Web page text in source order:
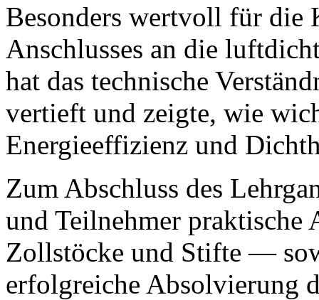
Besonders wertvoll für die
Anschlusses an die
hat das technische
vertieft und zeigte, wie
Energieeffizienz und
Zum Abschluss des
und Teilnehmer
Zollstöcke und Stifte —
erfolgreiche Absolvierung